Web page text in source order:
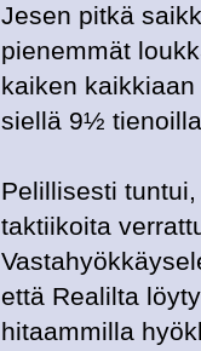
Jesen pitkä
pienemmät
kaiken
siellä 9½
Pelillisesti
taktiikoita
että Realilta
hitaammilla